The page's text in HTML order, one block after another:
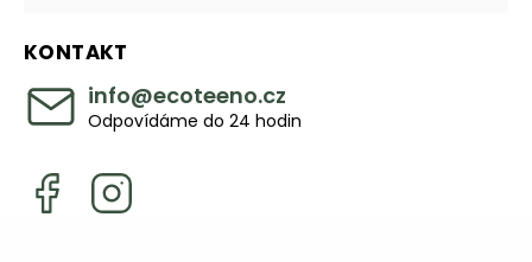
KONTAKT
info@ecoteeno.cz
Odpovídáme do 24 hodin